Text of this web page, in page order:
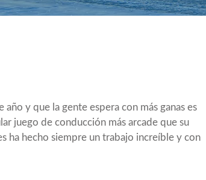
y que la gente espera con más ganas es
juego de conducción más arcade que su
ha hecho siempre un trabajo increíble y con